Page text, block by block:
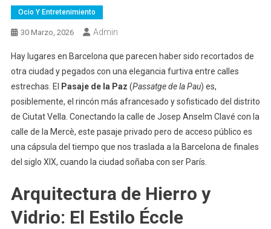
Ocio Y Entretenimiento
30 Marzo, 2026 Admin
Hay lugares en Barcelona que parecen haber sido recortados de
otra ciudad y pegados con una elegancia furtiva entre calles
estrechas. El
Pasaje de la Paz (Passatge de la Pau) es,
posiblemente, el rincón más afrancesado y sofisticado del distrito
de Ciutat Vella. Conectando la calle de Josep Anselm Clavé con la
calle de la Mercè, este pasaje privado pero de acceso público es
una cápsula del tiempo que nos traslada a la Barcelona de finales
del siglo XIX, cuando la ciudad soñaba con ser París.
Arquitectura de Hierro y
Vidrio: El Estilo Éccle